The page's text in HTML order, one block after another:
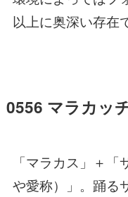
以上に奥深い存在
0556 マラカッ
「マラカス」＋
や愛称）」。踊る